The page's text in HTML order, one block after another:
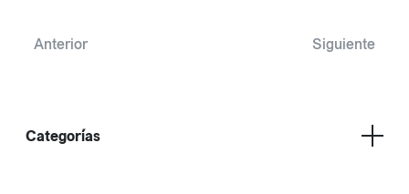
Anterior Siguiente
Categorías